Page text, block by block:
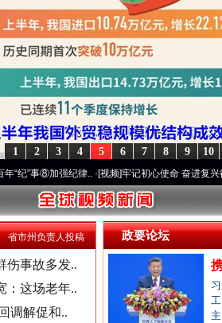
10
9
8
7
6
5
4
3
2
1
纪律..·[视频]牢记初心使命 奋进复兴征程丨“转折之
伤事故多发..
：这场老年..
调解促和..
省市州负责人投稿 政要论坛
天路回响 永